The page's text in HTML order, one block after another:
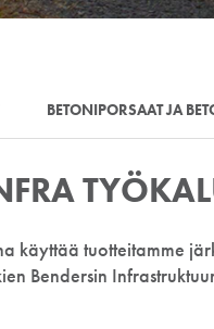
BETONIPORSAAT JA
käyttää tuotteitamme
Bendersin